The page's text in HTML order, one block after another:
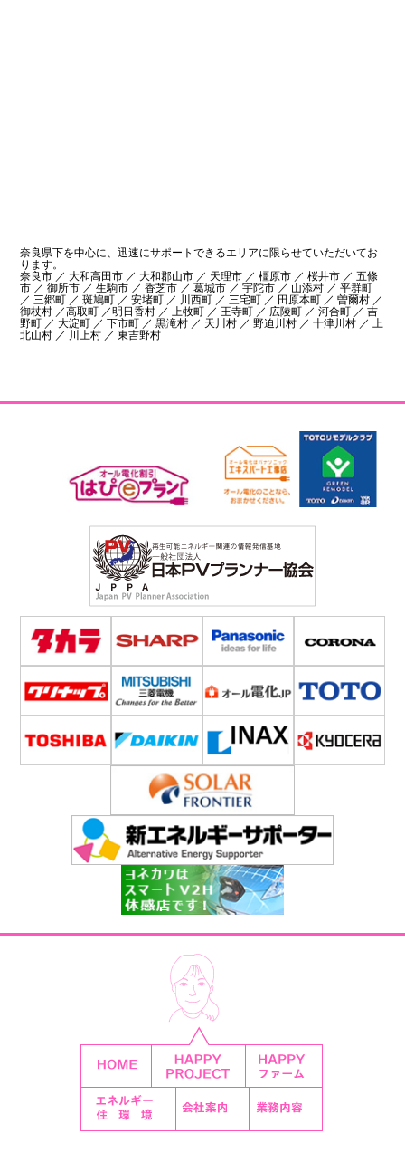
奈良県下を中心に、迅速にサポートできるエリアに限らせていただいてお
ります。
奈良市 ／ 大和高田市 ／ 大和郡山市 ／ 天理市 ／ 橿原市 ／ 桜井市 ／ 五條
市 ／ 御所市 ／ 生駒市 ／ 香芝市 ／ 葛城市 ／ 宇陀市 ／ 山添村 ／ 平群町
／ 三郷町 ／ 斑鳩町 ／ 安堵町 ／ 川西町 ／ 三宅町 ／ 田原本町 ／ 曽爾村 ／
御杖村 ／高取町 ／明日香村 ／ 上牧町 ／ 王寺町 ／ 広陵町 ／ 河合町 ／ 吉
野町 ／ 大淀町 ／ 下市町 ／ 黒滝村 ／ 天川村 ／ 野迫川村 ／ 十津川村 ／ 上
北山村 ／ 川上村 ／ 東吉野村